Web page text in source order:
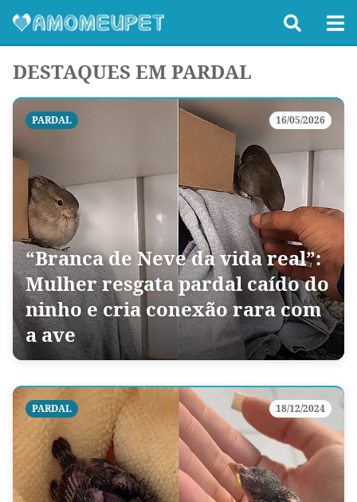
DESTAQUES EM PARDAL
PARDAL 16/05/2026
“Branca de Neve da vida real”:
Mulher resgata pardal caído do
ninho e cria conexão rara com
a ave
PARDAL 18/12/2024